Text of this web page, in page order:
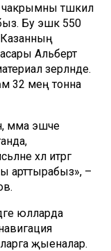
тәшкил
Бу эшкә 550
Казанның
Альберт
әзерләнде.
32 мең тонна
әмма эшче
хәл итәргә
арттырабыз», –
юлларда
җыеналар.